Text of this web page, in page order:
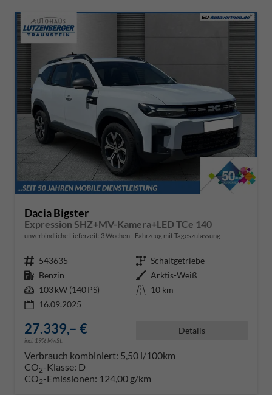
Dacia Bigster
Expression SHZ+MV-Kamera+LED TCe 140
unverbindliche Lieferzeit: 3 Wochen Fahrzeug mit Tageszulassung
Fahrzeugnr. 543635 Getriebe Schaltgetriebe
Kraftstoff Benzin Außenfarbe Arktis-Weiß
Leistung 103 kW (140 PS) Kilometerstand 10 km
16.09.2025
27.339,– €
incl. 19% MwSt.
Details
Verbrauch kombiniert: 5,50 l/100km
CO2-Klasse: D
CO2-Emissionen: 124,00 g/km